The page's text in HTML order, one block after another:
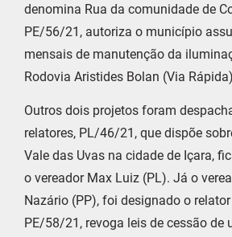
denomina Rua da comunidade de
PE/56/21, autoriza o município
mensais de manutenção da
Rodovia Aristides Bolan (Via
Outros dois projetos foram
relatores, PL/46/21, que dispõe
Vale das Uvas na cidade de Içara,
o vereador Max Luiz (PL). Já o
Nazário (PP), foi designado o
PE/58/21, revoga leis de cessão de